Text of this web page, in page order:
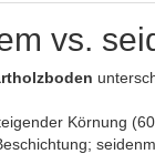
vs.
Körnung